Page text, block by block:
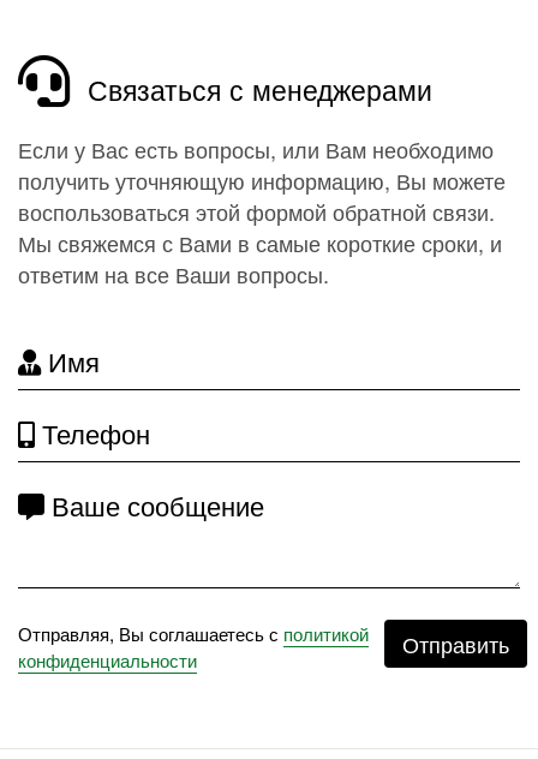
Связаться с менеджерами
Если у Вас есть вопросы, или Вам необходимо
получить уточняющую информацию, Вы можете
воспользоваться этой формой обратной связи.
Мы свяжемся с Вами в самые короткие сроки, и
ответим на все Ваши вопросы.
Имя
Телефон
Ваше сообщение
Отправляя, Вы соглашаетесь с политикой
конфиденциальности
Отправить